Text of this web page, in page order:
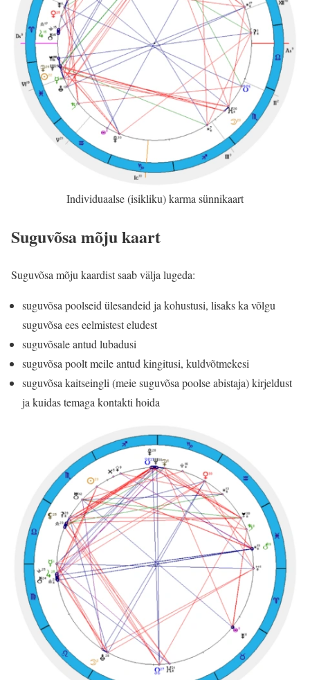
Individuaalse (isikliku) karma sünnikaart
Suguvõsa mõju kaart
Suguvõsa mõju kaardist saab välja lugeda:
suguvõsa poolseid ülesandeid ja kohustusi, lisaks ka võlgu
suguvõsa ees eelmistest eludest
suguvõsale antud lubadusi
suguvõsa poolt meile antud kingitusi, kuldvõtmekesi
suguvõsa kaitseingli (meie suguvõsa poolse abistaja) kirjeldust
ja kuidas temaga kontakti hoida